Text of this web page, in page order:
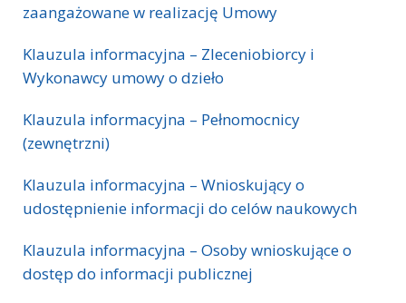
zaangażowane w realizację Umowy
Klauzula informacyjna – Zleceniobiorcy i
Wykonawcy umowy o dzieło
Klauzula informacyjna – Pełnomocnicy
(zewnętrzni)
Klauzula informacyjna – Wnioskujący o
udostępnienie informacji do celów naukowych
Klauzula informacyjna – Osoby wnioskujące o
dostęp do informacji publicznej